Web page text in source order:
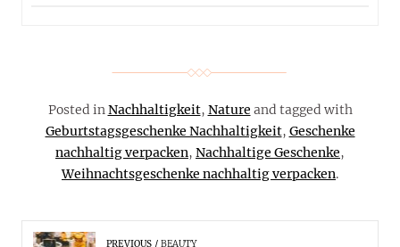
Posted inNachhaltigkeit, Nature and tagged with
Geburtstagsgeschenke Nachhaltigkeit, Geschenke
nachhaltig verpacken, Nachhaltige Geschenke,
Weihnachtsgeschenke nachhaltig verpacken.
PREVIOUS BEAUTY